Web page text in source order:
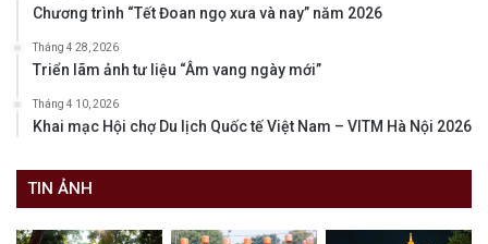
Chương trình “Tết Đoan ngọ xưa và nay” năm 2026
Tháng 4 28, 2026
Triển lãm ảnh tư liệu “Âm vang ngày mới”
Tháng 4 10, 2026
Khai mạc Hội chợ Du lịch Quốc tế Việt Nam – VITM Hà Nội 2026
TIN ẢNH